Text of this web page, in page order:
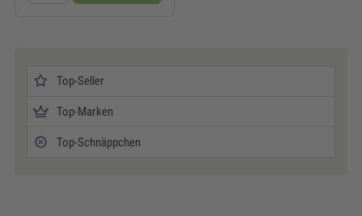
Top-Seller
Top-Marken
Top-Schnäppchen